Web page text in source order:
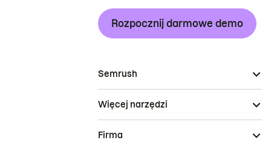
Rozpocznij darmowe demo
Semrush
Więcej narzędzi
Firma